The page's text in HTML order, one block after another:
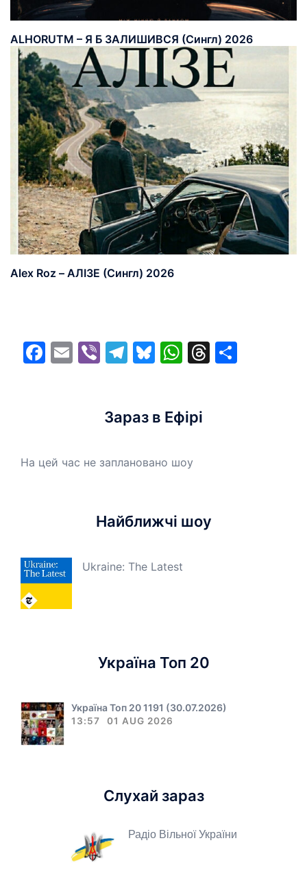
ALHORUTM – Я Б ЗАЛИШИВСЯ (Сингл) 2026
Alex Roz – АЛІЗЕ (Сингл) 2026
Facebook
EmailViberTelegram
Bluesky
WhatsApp
Threads
Зараз в Ефірі
На цей час не заплановано шоу
Найближчі шоу
Ukraine: The Latest
Україна Топ 20
Україна Топ 20 1191 (30.07.2026)
13:57 01 AUG 2026
Слухай зараз
Радіо Вільної України